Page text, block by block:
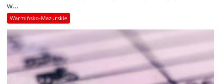
w...
Warmińsko-Mazurskie